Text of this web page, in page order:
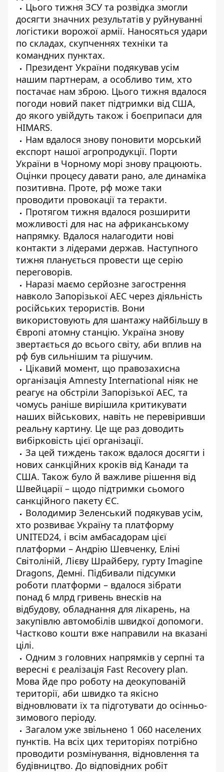
Цього тижня ЗСУ та розвідка змогли
досягти значних результатів у руйнуванні
логістики ворожої армії. Наносяться удари
по складах, скупченнях техніки та
командних пунктах.
Президент України подякував усім
нашим партнерам, а особливо тим, хто
постачає нам зброю. Цього тижня вдалося
погоди новий пакет підтримки від США,
до якого увійдуть також і боєприпаси для
HIMARS.
Нам вдалося знову поновити морський
експорт нашої агропродукції. Порти
України в Чорному морі знову працюють.
Оцінки процесу давати рано, але динаміка
позитивна. Проте, рф може таки
проводити провокації та теракти.
Протягом тижня вдалося розширити
можливості для нас на африканському
напрямку. Вдалося налагодити нові
контакти з лідерами держав. Наступного
тижня планується провести ще серію
переговорів.
Наразі маємо серйозне загострення
навколо Запорізької АЕС через діяльність
російських терористів. Вони
використовують для шантажу найбільшу в
Європі атомну станцію. Україна знову
звертається до всього світу, аби вплив на
рф був сильнішим та рішучим.
Цікавий момент, що правозахисна
організація Amnesty International ніяк не
реагує на обстріли Запорізької АЕС, та
чомусь раніше вирішила критикувати
наших військових, навіть не перевіривши
реальну картину. Це ще раз доводить
вибірковість цієї організації.
За цей тиждень також вдалося досягти і
нових санкційних кроків від Канади та
США. Також було й важливе рішення від
Швейцарії – щодо підтримки сьомого
санкційного пакету ЄС.
Володимир Зеленський подякував усім,
хто розвиває Україну та платформу
UNITED24, і всім амбасадорам цієї
платформи – Андрію Шевченку, Еліні
Світоліній, Лієву Шрайберу, гурту Imagine
Dragons, Демні. Підбивали підсумки
роботи платформи – вдалося зібрати
понад 6 млрд гривень внесків на
відбудову, обладнання для лікарень, на
закупівлю автомобілів швидкої допомоги.
Частково кошти вже направили на вказані
цілі.
Одним з головних напрямків у серпні та
вересні є реалізація Fast Recovery рlan.
Мова йде про роботу на деокупованій
території, аби швидко та якісно
відновлювати їх та підготувати до осінньо-
зимового періоду.
Загалом уже звільнено 1 060 населених
пунктів. На всіх цих територіях потрібно
проводити розмінування, відновлення та
будівництво. До відповідних робіт